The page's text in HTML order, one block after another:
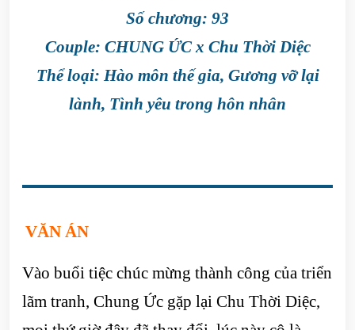
Số chương: 93
Couple: CHUNG ỨC x Chu Thời Diệc
Thể loại: Hào môn thế gia, Gương vỡ lại
lành, Tình yêu trong hôn nhân
VĂN ÁN
Vào buổi tiệc chúc mừng thành công của triển
lãm tranh, Chung Ức gặp lại Chu Thời Diệc,